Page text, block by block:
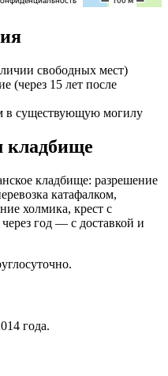
свободных мест)
(через 15 лет после
в существующую могилу
кладбище
кладбище: разрешение
катафалком,
холмика, крест с
год — с доставкой и
года.